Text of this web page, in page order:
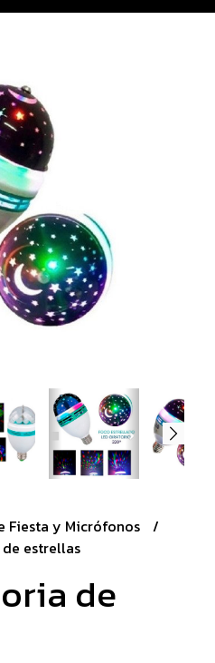
Fiesta y Micrófonos
estrellas
de